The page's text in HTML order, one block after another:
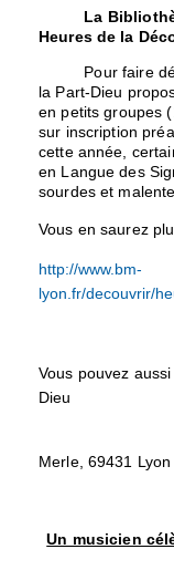
La
Heures de la
Pour faire
la Part-Dieu
en petits groupes
sur inscription
cette année,
en Langue des
sourdes et
Vous en saurez
http://www.bm-
lyon.fr/decouvrir/
Vous pouvez
Dieu
30
Merle, 69431 Lyon
Tel :
Un musicien